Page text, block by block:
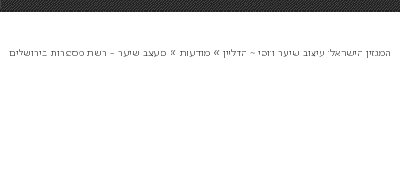
המגזין הישראלי עיצוב שיער ויופי ~ הדליין » מודעות » מעצב שיער – רשת מספרות בירושלים